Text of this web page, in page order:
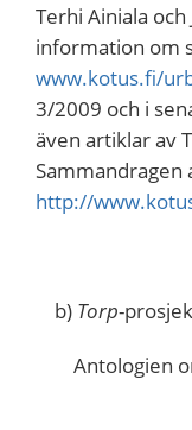
Terhi Ainiala
information om
www.kotus.fi/
3/2009 och i
även artiklar av
Sammandragen
http://
b) Torp-
Antologien